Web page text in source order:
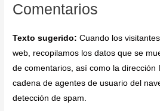
Comentarios
Texto sugerido:Cuando los
web, recopilamos los datos que se
de comentarios, así como la dirección
cadena de agentes de usuario del
detección de spam.